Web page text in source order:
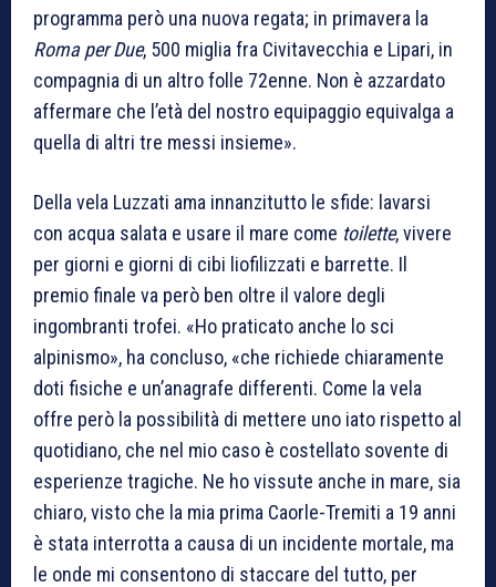
programma però una nuova regata; in primavera la
Roma per Due, 500 miglia fra Civitavecchia e Lipari, in
compagnia di un altro folle 72enne. Non è azzardato
affermare che l’età del nostro equipaggio equivalga a
quella di altri tre messi insieme».
Della vela Luzzati ama innanzitutto le sfide: lavarsi
con acqua salata e usare il mare come toilette, vivere
per giorni e giorni di cibi liofilizzati e barrette. Il
premio finale va però ben oltre il valore degli
ingombranti trofei. «Ho praticato anche lo sci
alpinismo», ha concluso, «che richiede chiaramente
doti fisiche e un’anagrafe differenti. Come la vela
offre però la possibilità di mettere uno iato rispetto al
quotidiano, che nel mio caso è costellato sovente di
esperienze tragiche. Ne ho vissute anche in mare, sia
chiaro, visto che la mia prima Caorle-Tremiti a 19 anni
è stata interrotta a causa di un incidente mortale, ma
le onde mi consentono di staccare del tutto, per